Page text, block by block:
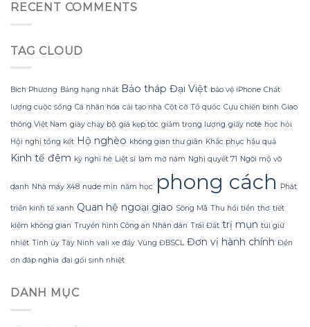
dài
nhận
sức
mạnh
những
chi
lịch
sử
bị
lãng
quên
RECENT COMMENTS
TAG CLOUD
Bích Phương Bảng hạng nhất Bảo tháp Đại Việt bảo vệ iPhone Chất
lượng cuộc sống Cá nhân hóa cải tạo nhà Cột cờ Tổ quốc Cựu chiến binh Giao
thông Việt Nam giày chạy bộ giá kẹp tóc giảm trọng lượng giấy note học hỏi
Hội nghị tổng kết Hộ nghèo không gian thư giãn Khắc phục hậu quả
Kinh tế đêm kỳ nghỉ hè Liệt sĩ làm mờ nám Nghị quyết 71 Ngôi mộ vô
danh Nhà máy X48 nude mịn năm học phong cách Phát
triển kinh tế xanh Quan hệ ngoại giao Sông Mã Thu hồi tiền thơ tiết
kiệm không gian Truyền hình Công an Nhân dân Trái Đất trị mụn túi giữ
nhiệt Tỉnh ủy Tây Ninh vali xe đẩy Vùng ĐBSCL Đơn vị hành chính Đền
ơn đáp nghĩa đai gối sinh nhiệt
DANH MỤC